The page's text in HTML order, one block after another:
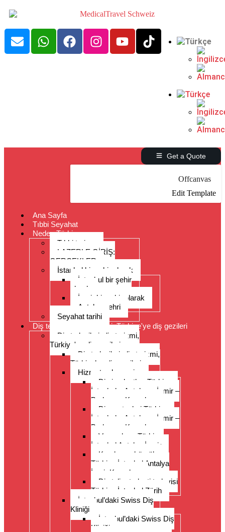
Get a Quote
Offcanvas
Edit Template
Ana Sayfa
Tıbbi Seyahat
Neden Türkiye
Tıbbi turizm
LAZERLE GİRİŞ:
GERÇEKLER
İstanbul bir şehir olarak
İstanbul bir şehir
olarak
İzmir bir şehir olarak
Antalya şehri
Seyahat tarihi
Diş tedavileri, diş turizmi, Türkiye'ye diş gezileri
Diş tedavileri, diş turizmi,
Türkiye'ye diş gezileri
Diş tedavileri, diş turizmi,
Türkiye’ye diş gezileri
Hizmet yelpazesi
Diş implantları Türkiye –
İstanbul – Antalya – İzmir –
Bodrum – Kuşadası
Diş protezleri Türkiye –
İstanbul – Antalya – İzmir –
Bodrum – Kuşadası
Veneerler – Türkiye
İstanbul Antalya İzmir
Kronlar ve köprüler
Türkiye İstanbul Antalya
İzmir Kuşadası
Diş teli ortodonti tedavisi
Türkiye İstanbul Zürih
İstanbul’daki Swiss Diş
Kliniği
İstanbul’daki Swiss Diş
Kliniği